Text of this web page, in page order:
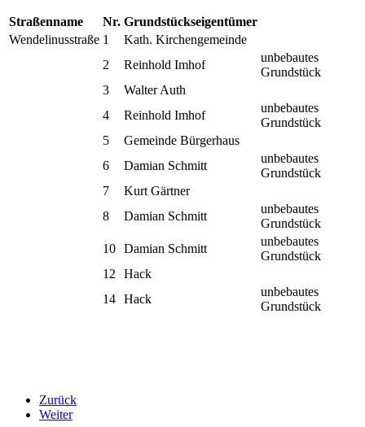
Straßenname Nr. Grundstückseigentümer
Wendelinusstraße 1
Kath. Kirchengemeinde
2
Reinhold Imhof
unbebautes
Grundstück
3
Walter Auth
4
Reinhold Imhof
unbebautes
Grundstück
5
Gemeinde Bürgerhaus
6
Damian Schmitt
unbebautes
Grundstück
7
Kurt Gärtner
8
Damian Schmitt
unbebautes
Grundstück
10 Damian Schmitt
unbebautes
Grundstück
12 Hack
14 Hack
unbebautes
Grundstück
Zurück
Weiter